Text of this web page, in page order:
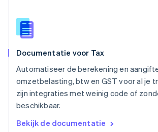
Documentatie voor Tax
Automatiseer de berekening en
omzetbelasting, btw en GST voor al je
zijn integraties met weinig code of
beschikbaar.
Bekijk de documentatie
English
Spanje
Thailand
ไทยEnglish
Tsjechië
Vasteland van China
简体中文English
English